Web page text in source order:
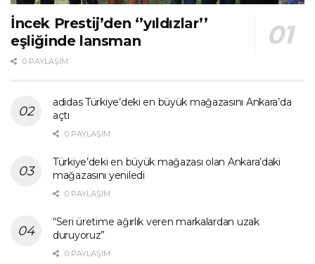
İncek Prestij’den ‘’yıldızlar’’
eşliğinde lansman
0 PAYLAŞIM
adidas Türkiye’deki en büyük mağazasını Ankara’da
açtı
0 PAYLAŞIM
Türkiye’deki en büyük mağazası olan Ankara’daki
mağazasını yeniledi
0 PAYLAŞIM
“Seri üretime ağırlık veren markalardan uzak
duruyoruz”
0 PAYLAŞIM